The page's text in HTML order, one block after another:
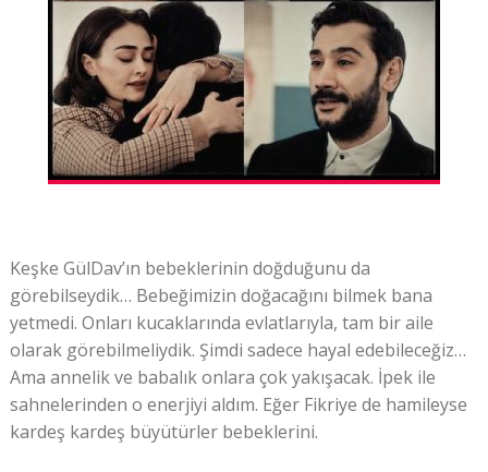
Keşke GülDav’ın bebeklerinin doğduğunu da
görebilseydik… Bebeğimizin doğacağını bilmek bana
yetmedi. Onları kucaklarında evlatlarıyla, tam bir aile
olarak görebilmeliydik. Şimdi sadece hayal edebileceğiz…
Ama annelik ve babalık onlara çok yakışacak. İpek ile
sahnelerinden o enerjiyi aldım. Eğer Fikriye de hamileyse
kardeş kardeş büyütürler bebeklerini.